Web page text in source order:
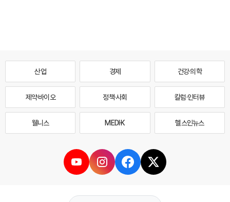
산업 경제 건강·의학
제약·바이오 정책·사회 칼럼·인터뷰
웰니스 MEDI·K 헬스인뉴스